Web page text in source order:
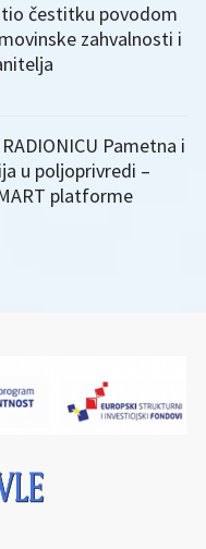
čestitku povodom
zahvalnosti i
Pametna i
u poljoprivredi –
platforme